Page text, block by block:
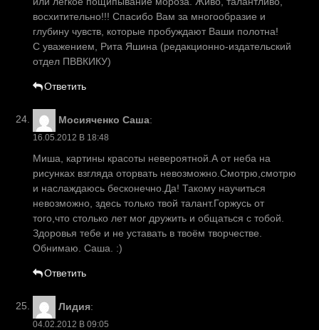
восхитительно!!! Спасибо Вам за многообразие и
глубину чувств, которые пробуждают Ваши полотна!
С уважением, Рита Яшина (редакционно-издательский
отдел ПВВКИКУ)
Ответить
Мосияченко Саша:
16.05.2012 В 18:48
Миша, картины красоты невероятной.А от неба на
рисунках взгляда оторвать невозможно.Смотрю,смотрю
и наслаждаюсь бесконечно.Да! Такому научиться
невозможно, здесь только твой талант.Горжусь от
того,что столько лет мог дружить и общаться с тобой.
Здоровья тебе и не уставать в твоём творчестве.
Обнимаю. Саша. :)
Ответить
Лидия:
04.02.2012 В 09:05